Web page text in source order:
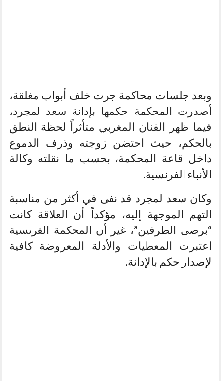
وبعد جلسات محاكمة جرت خلف أبواب مغلقة،
أصدرت المحكمة حكمها بإدانة سعد لمجرد،
فيما ظهر الفنان المغربي متأثراً لحظة النطق
بالحكم، حيث احتضن زوجته وذرف الدموع
داخل قاعة المحكمة، بحسب ما نقلته وكالة
الأنباء الفرنسية.
وكان سعد لمجرد قد نفى في أكثر من مناسبة
التهم الموجهة إليه، مؤكداً أن العلاقة كانت
“برضى الطرفين”، غير أن المحكمة الفرنسية
اعتبرت المعطيات والأدلة المعروضة كافية
لإصدار حكم بالإدانة.